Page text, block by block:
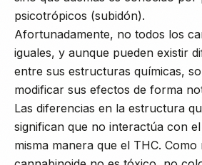
psicotrópicos (subidón).
Afortunadamente, no todos los
iguales, y aunque pueden existir
entre sus estructuras químicas,
modificar sus efectos de forma
Las diferencias en la estructura
significan que no interactúa con
misma manera que el THC.